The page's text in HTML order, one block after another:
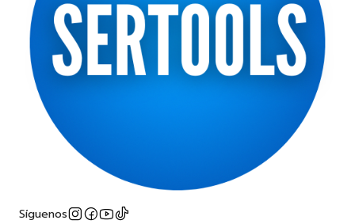
Síguenos